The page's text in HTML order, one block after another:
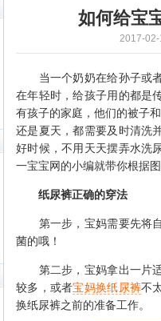
如何给宝
2017-
当一个奶奶在给孙子或者
在年轻时，给孩子用的都是
有孩子的家庭，他们的被子
还是夏天，都需要及时清洗
好时候，不用天天摆弄水洗
一宝宝网的小编就带你根据
纸尿裤正确的穿法
第一步，宝妈需要先将自
菌的哦！
第二步，宝妈拿出一片适
较多，或者宝妈换纸尿裤不
换纸尿裤之前的准备工作。